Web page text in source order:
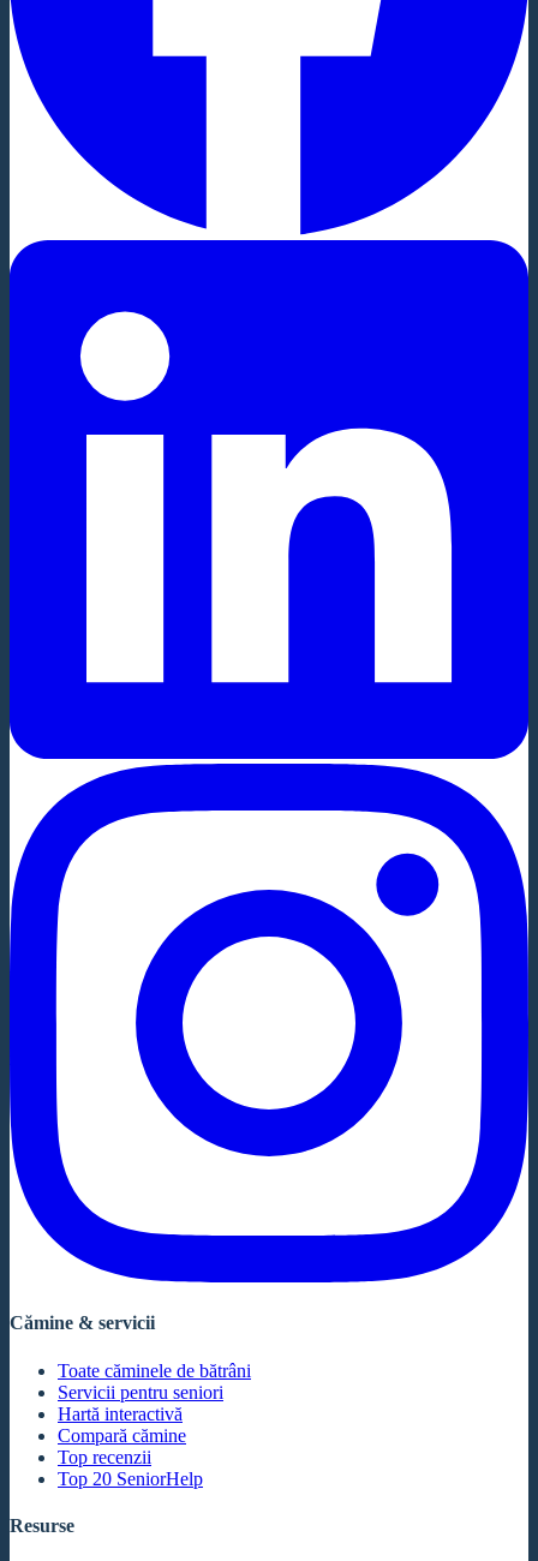
Cămine & servicii
Toate căminele de bătrâni
Servicii pentru seniori
Hartă interactivă
Compară cămine
Top recenzii
Top 20 SeniorHelp
Resurse